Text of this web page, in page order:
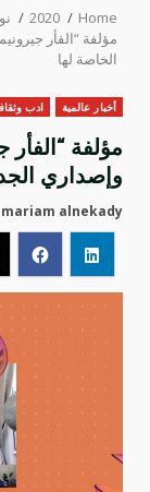
Home
2020
مؤلفة “الفأر
الخاصة لها
أخبار عالمية ادب
مؤلفة
وإصداري
mariam alnekady